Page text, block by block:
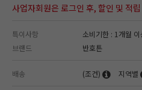
사업자회원은 로그인 후, 할인 및 적
특이사항
소비기한 : 1개월
브랜드
반호튼
배송 (조건) 지역별